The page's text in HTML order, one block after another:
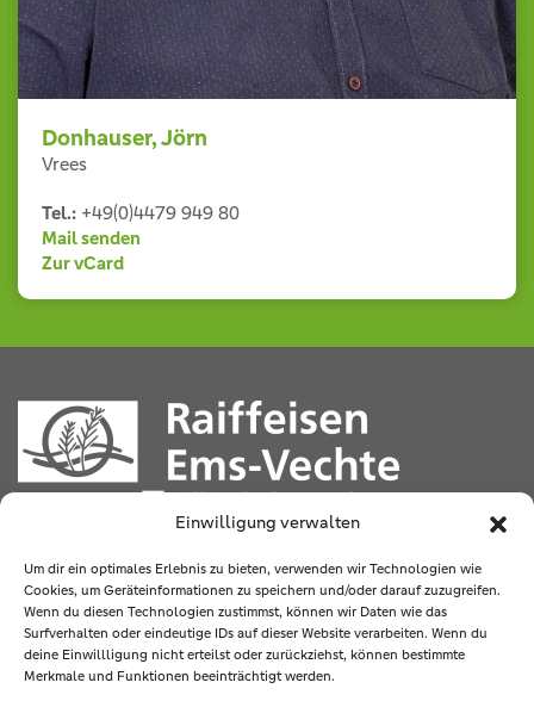
Einwilligung verwalten
Um dir ein optimales Erlebnis zu bieten, verwenden wir Technologien wie
Cookies, um Geräteinformationen zu speichern und/oder darauf zuzugreifen.
Wenn du diesen Technologien zustimmst, können wir Daten wie das
Surfverhalten oder eindeutige IDs auf dieser Website verarbeiten. Wenn du
deine Einwillligung nicht erteilst oder zurückziehst, können bestimmte
Merkmale und Funktionen beeinträchtigt werden.
Donhauser, Jörn
Vrees
Tel.: +49(0)4479 949 80
Mail senden
Zur vCard
49777 Klein Berßen
Tel.:05965 9403-0
Fax: 05965 9403-81 90